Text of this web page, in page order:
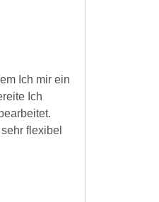
Ich mir ein
Ich
flexibel